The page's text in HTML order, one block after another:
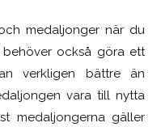
medaljonger när du
också göra ett
verkligen bättre än
vara till nytta
medaljongerna gäller